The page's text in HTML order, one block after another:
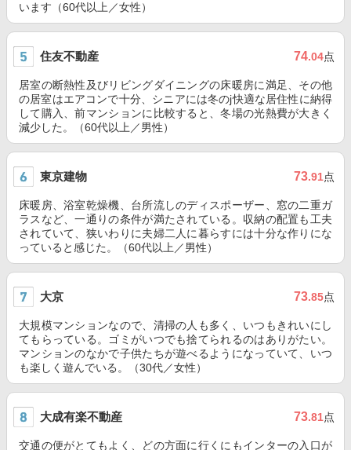
います（60代以上／女性）
住友不動産 74.04点
居室の断熱性及びリビングダイニングの床暖房に満足、その他
の居室はエアコンで十分、シニアには冬のj快適な居住性に納得
して購入、前マンションに比較すると、冬場の光熱費が大きく
減少した。（60代以上／男性）
東京建物 73.91点
床暖房、浴室乾燥機、台所流しのディスポーザー、窓の二重ガ
ラスなど、一通りの条件が満たされている。収納の配置も工夫
されていて、狭いわりに夫婦二人に暮らすには十分な作りにな
っていると感じた。（60代以上／男性）
大京 73.85点
大規模マンションなので、清掃の人も多く、いつもきれいにし
てもらっている。ゴミがいつでも捨てられるのはありがたい。
マンションのなかで子供たちが遊べるようになっていて、いつ
も楽しく遊んでいる。（30代／女性）
大成有楽不動産 73.81点
交通の便がとてもよく、どの方面に行くにもインターの入口が